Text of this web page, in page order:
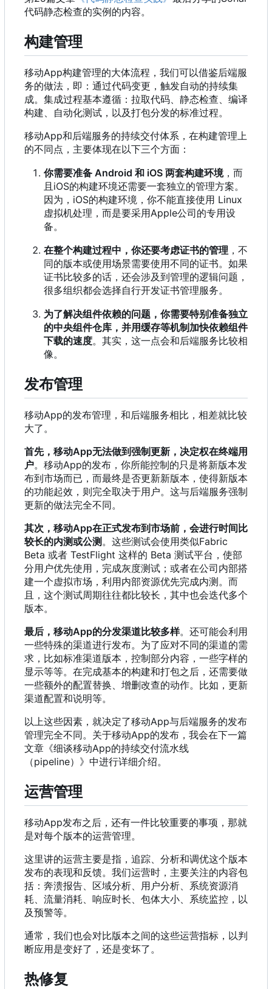
代码静态检查的实例的内容。
构建管理
移动App构建管理的大体流程 ， 我们可以借鉴后端服
务的做法 ， 即 ： 通过代码变更 ， 触发自动的持续集
成。集成过程基本遵循 ： 拉取代码、静态检查、编译
构建、自动化测试 ， 以及打包分发的标准过程。
移动App和后端服务的持续交付体系 ， 在构建管理上
的不同点 ， 主要体现在以下三个方面 ：
你需要准备 Android 和 iOS 两套构建环境， 而
且iOS的构建环境还需要一套独立的管理方案。
因为 ， iOS的构建环境 ， 你不能直接使用 Linux
虚拟机处理 ， 而是要采用Apple公司的专用设
备。
在整个构建过程中，你还要考虑证书的管理 ，不
同的版本或使用场景需要使用不同的证书。如果
证书比较多的话，还会涉及到管理的逻辑问题，
很多组织都会选择自行开发证书管理服务。
为了解决组件依赖的问题，你需要特别准备独立
的中央组件仓库，并用缓存等机制加快依赖组件
下载的速度。其实，这一点会和后端服务比较相
像。
发布管理
移动App的发布管理 ， 和后端服务相比 ， 相差就比较
大了。
首先， 移动App无法做到强制更新 ， 决定权在终端用
户。移动App的发布 ， 你所能控制的只是将新版本发
布到市场而已 ， 而最终是否更新新版本 ， 使得新版本
的功能起效 ， 则完全取决于用户。这与后端服务强制
更新的做法完全不同。
其次 ， 移动App在正式发布到市场前 ， 会进行时间比
较长的内测或公测 。这些测试会使用类似Fabric
Beta 或者 TestFlight 这样的 Beta 测试平台，使部
分用户优先使用，完成灰度测试；或者在公司内部搭
建一个虚拟市场，利用内部资源优先完成内测。而
且，这个测试周期往往都比较长，其中也会迭代多个
版本。
最后 ， 移动App的分发渠道比较多样。还可能会利用
一些特殊的渠道进行发布。为了应对不同的渠道的需
求，比如标准渠道版本，控制部分内容，一些字样的
显示等等。在完成基本的构建和打包之后，还需要做
一些额外的配置替换、增删改查的动作。比如，更新
渠道配置和说明等。
以上这些因素 ， 就决定了移动App与后端服务的发布
管理完全不同。关于移动App的发布 ， 我会在下一篇
文章《细谈移动App的持续交付流水线
（pipeline） 》中进行详细介绍。
运营管理
移动App发布之后 ， 还有一件比较重要的事项 ， 那就
是对每个版本的运营管理。
这里讲的运营主要是指，追踪、分析和调优这个版本
发布的表现和反馈。我们运营时，主要关注的内容包
括：奔溃报告、区域分析、用户分析、系统资源消
耗、流量消耗、响应时长、包体大小、系统监控，以
及预警等。
通常，我们也会对比版本之间的这些运营指标，以判
断应用是变好了，还是变坏了。
热修复